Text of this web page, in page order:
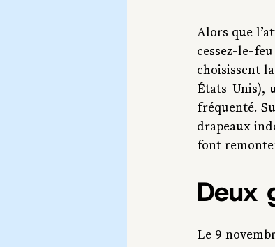
Alors que
cessez-le-
choisissent
États-Unis),
fréquenté.
drapeaux
font
Deux
Le 9